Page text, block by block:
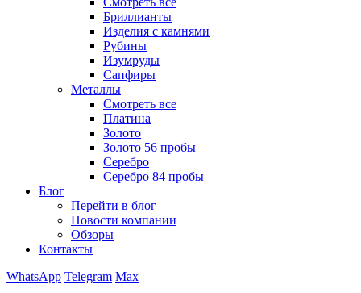
Бриллианты
Изделия с камнями
Рубины
Изумруды
Сапфиры
Металлы
Смотреть все
Платина
Золото
Золото 56 пробы
Серебро
Серебро 84 пробы
Блог
Перейти в блог
Новости компании
Обзоры
Контакты
WhatsApp Telegram Max